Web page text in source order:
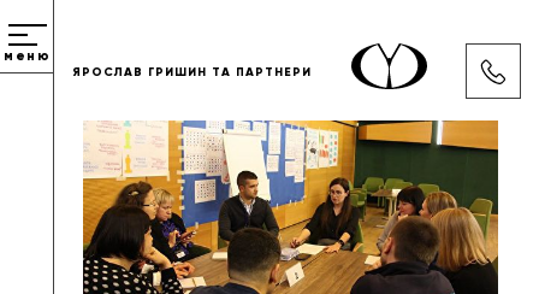
меню
ЯРОСЛАВ ГРИШИН ТА ПАРТНЕРИ